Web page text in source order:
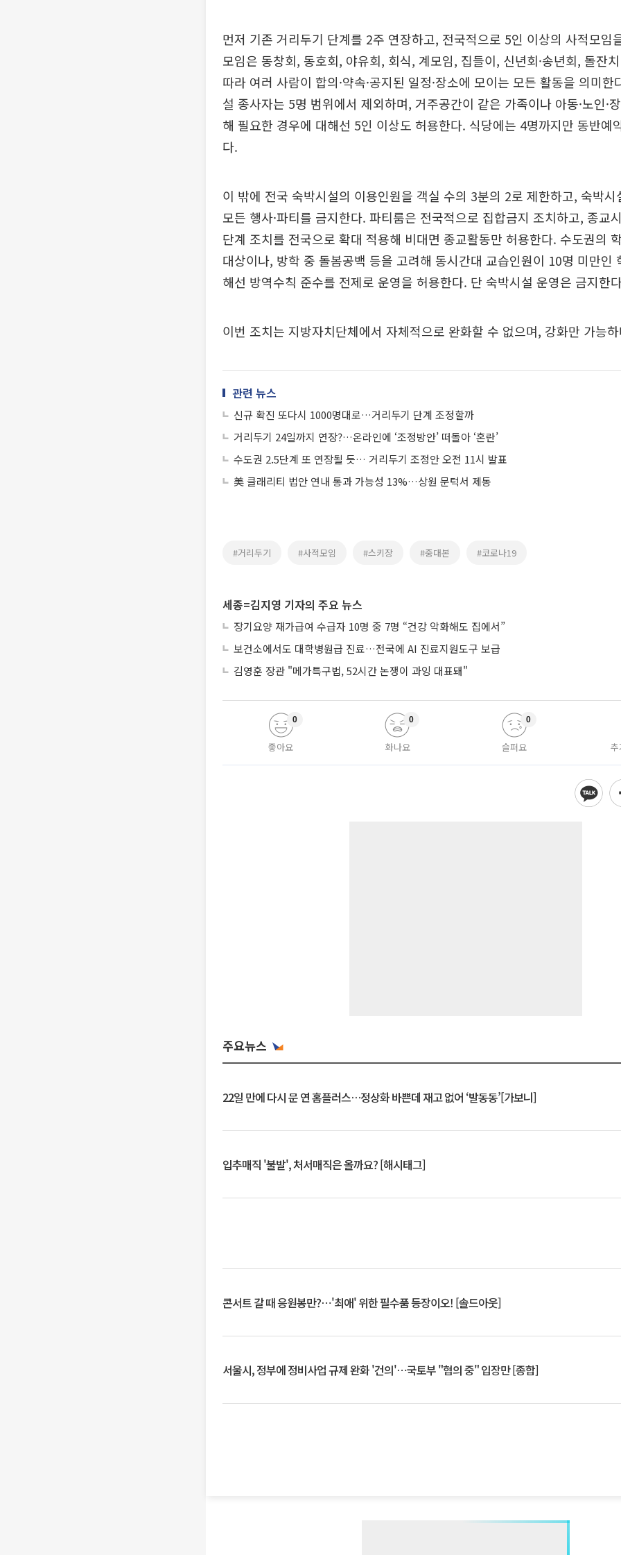
먼저 기존 거리두기 단계를 2주 연장하고, 전국적으로 5인 이상의 사적모임
모임은 동창회, 동호회, 야유회, 회식, 계모임, 집들이, 신년회·송년회, 돌잔
따라 여러 사람이 합의·약속·공지된 일정·장소에 모이는 모든 활동을 의미
설 종사자는 5명 범위에서 제외하며, 거주공간이 같은 가족이나 아동·노인·
해 필요한 경우에 대해선 5인 이상도 허용한다. 식당에는 4명까지만 동반예
다.
이 밖에 전국 숙박시설의 이용인원을 객실 수의 3분의 2로 제한하고, 숙박시
모든 행사·파티를 금지한다. 파티룸은 전국적으로 집합금지 조치하고, 종교
단계 조치를 전국으로 확대 적용해 비대면 종교활동만 허용한다. 수도권의
대상이나, 방학 중 돌봄공백 등을 고려해 동시간대 교습인원이 10명 미만인
해선 방역수칙 준수를 전제로 운영을 허용한다. 단 숙박시설 운영은 금지한
이번 조치는 지방자치단체에서 자체적으로 완화할 수 없으며, 강화만 가능
관련 뉴스
신규 확진 또다시 1000명대로…거리두기 단계 조정할까
거리두기 24일까지 연장?…온라인에 ‘조정방안’ 떠돌아 ‘혼란’
수도권 2.5단계 또 연장될 듯… 거리두기 조정안 오전 11시 발표
美 클래리티 법안 연내 통과 가능성 13%…상원 문턱서 제동
#거리두기 #사적모임 #스키장 #중대본 #코로나19
세종=김지영 기자의 주요 뉴스
장기요양 재가급여 수급자 10명 중 7명 “건강 악화해도 집에서”
보건소에서도 대학병원급 진료…전국에 AI 진료지원도구 보급
김영훈 장관 "메가특구법, 52시간 논쟁이 과잉 대표돼"
좋아요
0
화나요
0
슬퍼요
0
주요뉴스
22일 만에 다시 문 연 홈플러스…정상화 바쁜데 재고 없어 ‘발동동’[가보니]
입추매직 '불발', 처서매직은 올까요? [해시태그]
콘서트 갈 때 응원봉만?⋯'최애' 위한 필수품 등장이오! [솔드아웃]
서울시, 정부에 정비사업 규제 완화 '건의'⋯국토부 "협의 중" 입장만 [종합]